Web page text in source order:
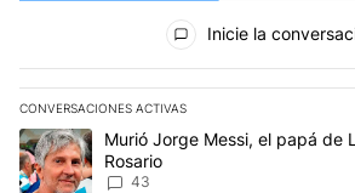
Todos los comentarios
Inicie la
CONVERSACIONES ACTIVAS
Este listado muestra los artículos con
Un artículo de tendencia con el título
Murió Jorge Messi, el papá de
Rosario
43